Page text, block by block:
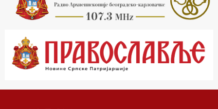
22.03 Црквена предавања и трибине
23.00 Питања и одговори
00.03 Црквена предавања и трибине
01.03 Живе речи - подкаст